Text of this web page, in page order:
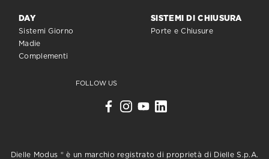
DAY
Sistemi Giorno
Madie
Complementi
SISTEMI DI CHIUSURA
Porte e Chiusure
FOLLOW US
Dielle Modus ® è un marchio registrato di proprietà di Dielle S.p.A.